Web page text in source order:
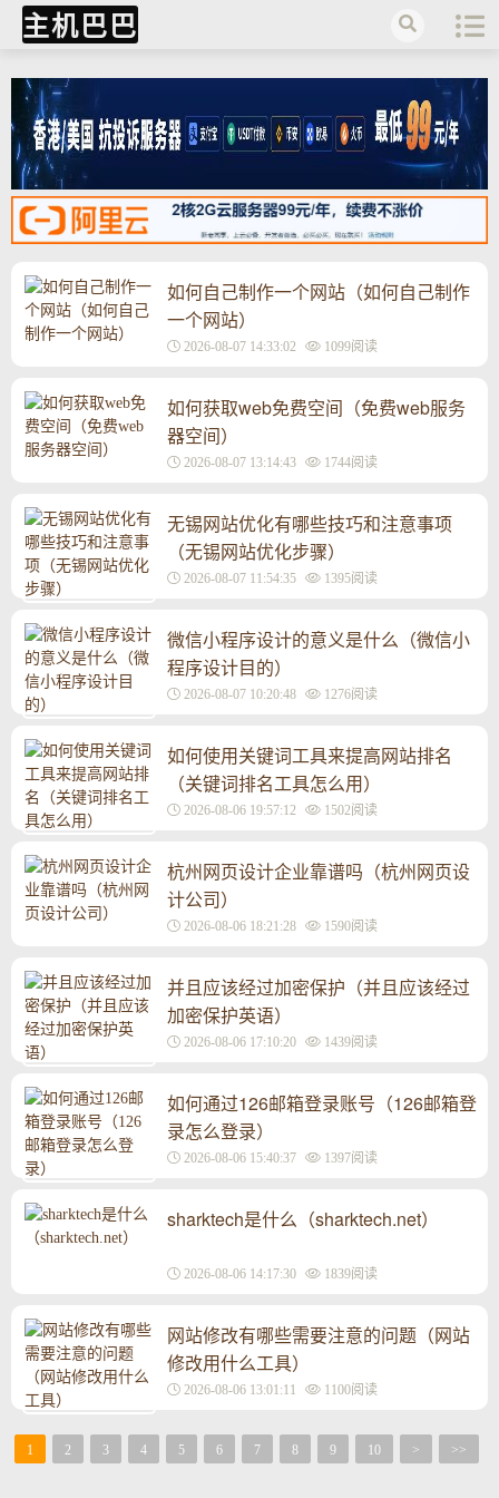
主机巴巴
如何自己制作一个网站（如何自己制作
一个网站）
2026-08-07 14:33:02 1099阅读
如何获取web免费空间（免费web服务
器空间）
2026-08-07 13:14:43 1744阅读
无锡网站优化有哪些技巧和注意事项
（无锡网站优化步骤）
2026-08-07 11:54:35 1395阅读
微信小程序设计的意义是什么（微信小
程序设计目的）
2026-08-07 10:20:48 1276阅读
如何使用关键词工具来提高网站排名
（关键词排名工具怎么用）
2026-08-06 19:57:12 1502阅读
杭州网页设计企业靠谱吗（杭州网页设
计公司）
2026-08-06 18:21:28 1590阅读
并且应该经过加密保护（并且应该经过
加密保护英语）
2026-08-06 17:10:20 1439阅读
如何通过126邮箱登录账号（126邮箱登
录怎么登录）
2026-08-06 15:40:37 1397阅读
sharktech是什么（sharktech.net）
2026-08-06 14:17:30 1839阅读
网站修改有哪些需要注意的问题（网站
修改用什么工具）
2026-08-06 13:01:11 1100阅读
1 2 3 4 5 6 7 8 9 10 > >>